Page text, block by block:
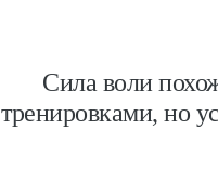
Сила воли
тренировками, но